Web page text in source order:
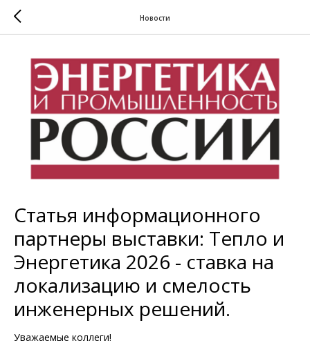
Новости
Статья информационного
партнеры выставки: Тепло и
Энергетика 2026 - ставка на
локализацию и смелость
инженерных решений.
Уважаемые коллеги!